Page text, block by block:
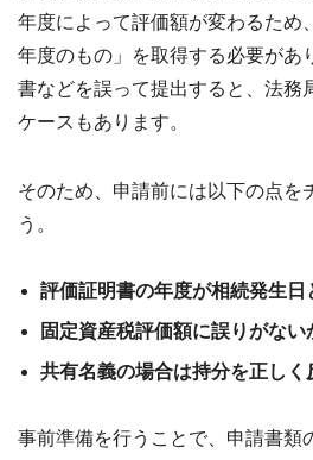
年度によって評価額が変わるため
年度のもの」を取得する必要があ
書などを誤って提出すると、法務
ケースもあります。
そのため、申請前には以下の点を
う。
評価証明書の年度が相続発生日
固定資産税評価額に誤りがない
共有名義の場合は持分を正しく
事前準備を行うことで、申請書類